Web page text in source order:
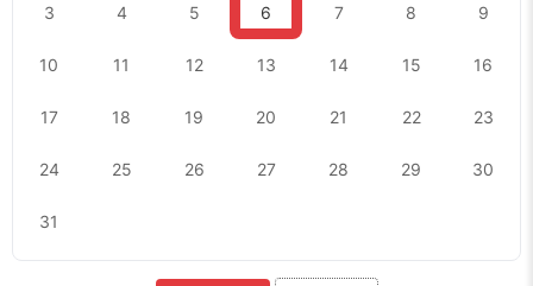
3 4 5 6 7 8 9
10 11 12 13 14 15 16
17 18 19 20 21 22 23
24 25 26 27 28 29 30
31